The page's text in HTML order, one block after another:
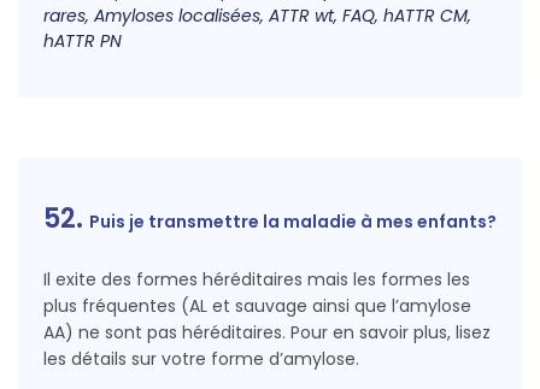
rares, Amyloses localisées, ATTR wt, FAQ, hATTR CM,
hATTR PN
52. Puis je transmettre la maladie à mes enfants?
Il exite des formes héréditaires mais les formes les
plus fréquentes (AL et sauvage ainsi que l’amylose
AA) ne sont pas héréditaires. Pour en savoir plus, lisez
les détails sur votre forme d’amylose.